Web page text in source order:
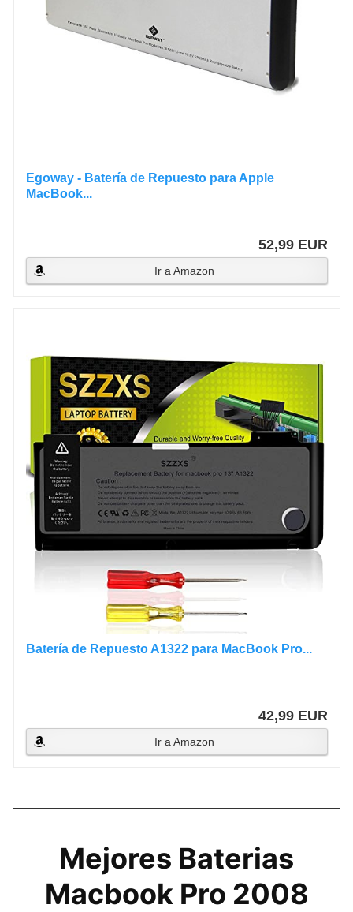
Egoway - Batería de Repuesto para Apple
MacBook...
52,99 EUR
Ir a Amazon
Batería de Repuesto A1322 para MacBook Pro...
42,99 EUR
Ir a Amazon
Mejores Baterias
Macbook Pro 2008